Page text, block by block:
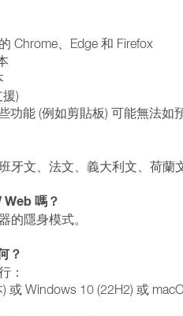
Chrome、Edge 和 Firefox
)
功能 (例如剪貼板) 可能無法如
牙文、法文、義大利文、荷
嗎？
的隱身模式。
？
：
或 Windows 10 (22H2) 或